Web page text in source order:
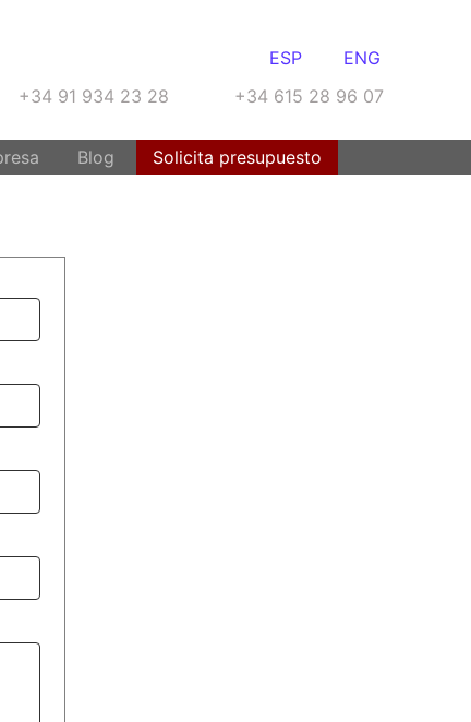
ESP
ENG
+34 91 934 23 28 +34 615 28 96 07
Blog Solicita presupuesto